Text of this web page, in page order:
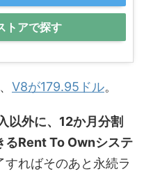
トアで探す
、 V8が179.95ドル。
以外に、12か月分割
るRent To Ownシステ
すればそのあと永続ラ